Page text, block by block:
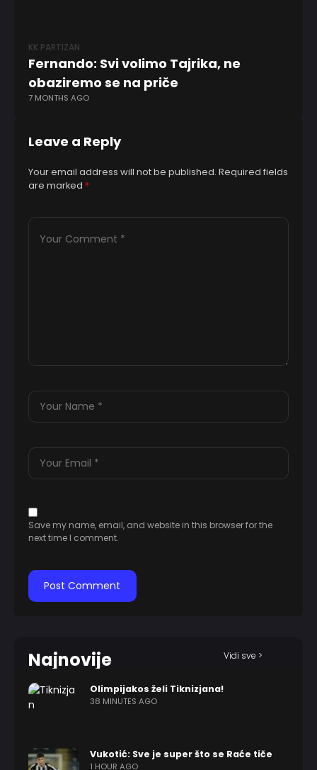
KK PARTIZAN
Fernando: Svi volimo Tajrika, ne
obaziremo se na priče
7 MONTHS AGO
Leave a Reply
Your email address will not be published. Required fields
are marked *
Save my name, email, and website in this browser for the
next time I comment.
Najnovije Vidi sve >
Olimpijakos želi Tiknizjana!
38 MINUTES AGO
Vukotić: Sve je super što se Raće tiče
1 HOUR AGO